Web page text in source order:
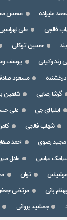
علیزاده محسن
فالجی علی
حسین توکلی
زند وکیلی یوسف
درخشنده مسعود
گرشا رضایی شاهین
ایلیا ای جی علی
شهاب فالجی
مجید رضوی احمد
عباسی عادل
عرشیاس نوان
بهنام بانی مرتضی
جمشید پروانی